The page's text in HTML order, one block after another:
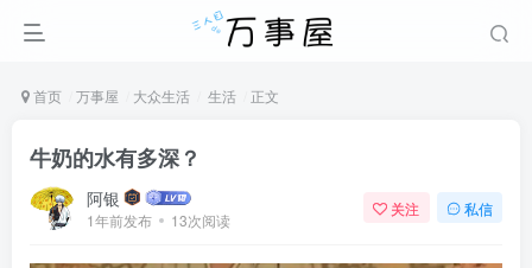
首页 万事屋 大众生活 生活 正文
牛奶的水有多深？
阿银
1年前发布 13次阅读
关注 私信